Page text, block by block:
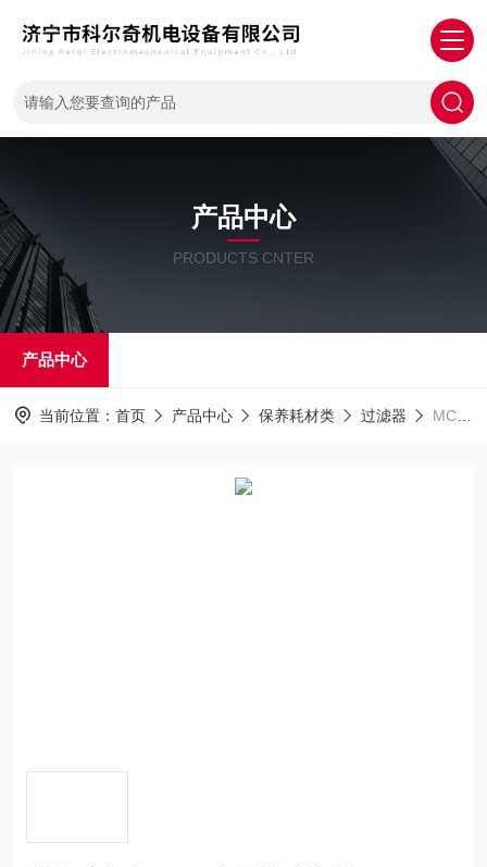
产品中心
PRODUCTS CNTER
产品中心
当前位置： 首页 产品中心 保养耗材类 过滤器 MCH6供应科尔奇mch6分子筛过滤器